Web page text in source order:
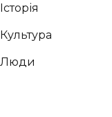
Історія
Культура
Люди